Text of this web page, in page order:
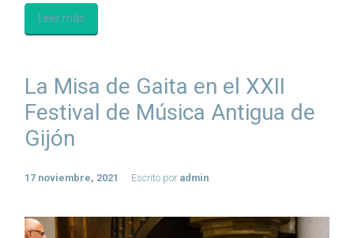
Leer más
La Misa de Gaita en el XXII
Festival de Música Antigua de
Gijón
17 noviembre, 2021 Escrito por admin